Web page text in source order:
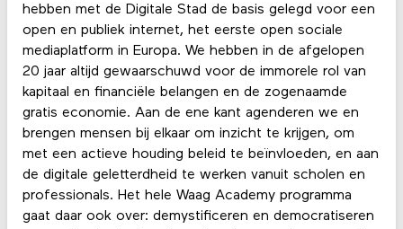
hebben met de Digitale Stad de basis gelegd voor een
open en publiek internet, het eerste open sociale
mediaplatform in Europa. We hebben in de afgelopen
20 jaar altijd gewaarschuwd voor de immorele rol van
kapitaal en financiële belangen en de zogenaamde
gratis economie. Aan de ene kant agenderen we en
brengen mensen bij elkaar om inzicht te krijgen, om
met een actieve houding beleid te beïnvloeden, en aan
de digitale geletterdheid te werken vanuit scholen en
professionals. Het hele Waag Academy programma
gaat daar ook over: demystificeren en democratiseren